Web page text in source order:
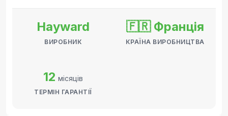
Hayward
ВИРОБНИК
🇫🇷 Франція
КРАЇНА ВИРОБНИЦТВА
12 місяців
ТЕРМІН ГАРАНТІЇ